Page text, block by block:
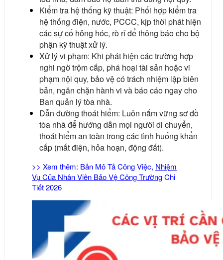
Kiểm tra hệ thống kỹ thuật: Phối hợp kiểm tra
hệ thống điện, nước, PCCC, kịp thời phát hiện
các sự cố hỏng hóc, rò rỉ để thông báo cho bộ
phận kỹ thuật xử lý.
Xử lý vi phạm: Khi phát hiện các trường hợp
nghi ngờ trộm cắp, phá hoại tài sản hoặc vi
phạm nội quy, bảo vệ có trách nhiệm lập biên
bản, ngăn chặn hành vi và báo cáo ngay cho
Ban quản lý tòa nhà.
Dẫn đường thoát hiểm: Luôn nắm vững sơ đồ
tòa nhà để hướng dẫn mọi người di chuyển,
thoát hiểm an toàn trong các tình huống khẩn
cấp (mất điện, hỏa hoạn, động đất).
>> Xem thêm: Bản Mô Tả Công Việc, Nhiệm
Vụ Của Nhân Viên Bảo Vệ Công TrườngChi
Tiết 2026